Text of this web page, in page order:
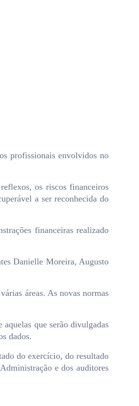
profissionais envolvidos no
os riscos financeiros
a ser reconhecida do
financeiras realizado
Danielle Moreira, Augusto
áreas. As novas normas
que serão divulgadas
dados.
do exercício, do resultado
e dos auditores